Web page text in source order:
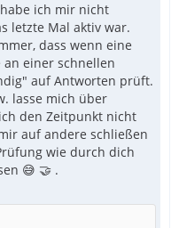
ich mir nicht
letzte Mal aktiv war.
dass wenn eine
an einer schnellen
auf Antworten prüft.
lasse mich über
den Zeitpunkt nicht
auf andere schließen
wie durch dich
😅 🤝 .